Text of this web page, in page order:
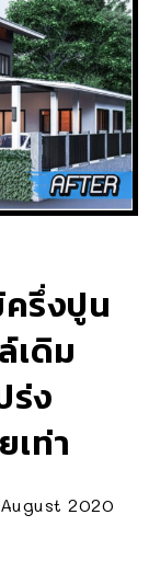
ครึ่งปูน
เดิม
ร่ง
เท่า
2020